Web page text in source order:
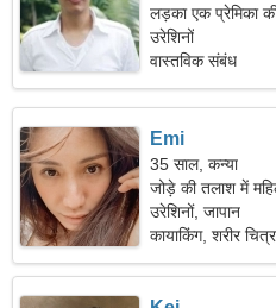
लड़का एक प्रेमिका
उरेशिनों
वास्तविक संबंध
Emi
35 साल, कन्या
जोड़े की तलाश में
उरेशिनों, जापान
कायाकिंग, शरीर